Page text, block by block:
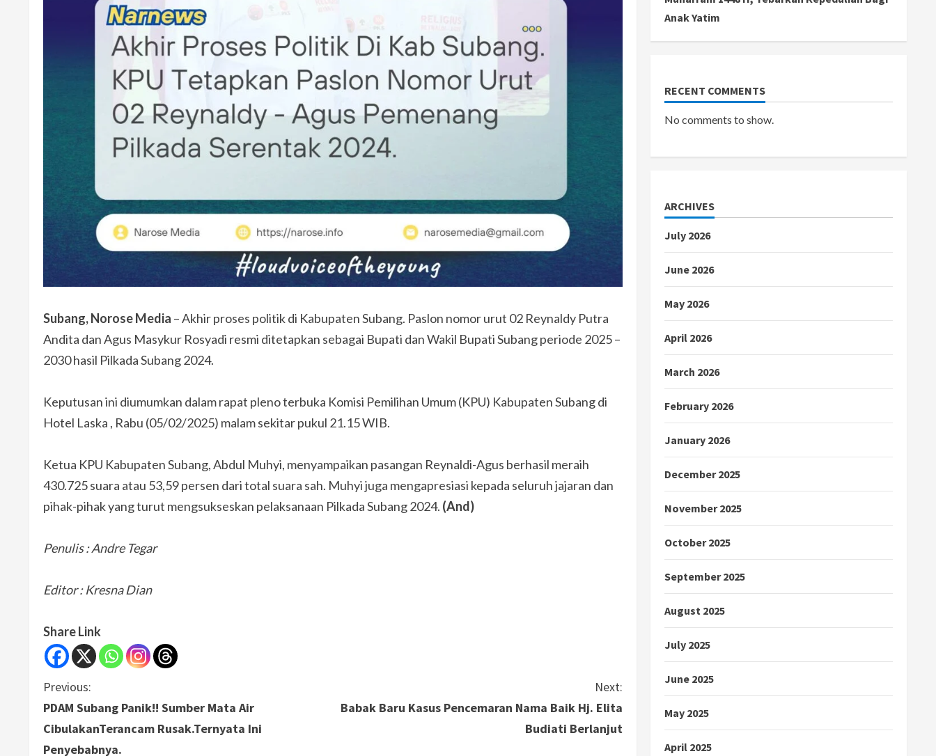
Subang, Norose Media – Akhir proses politik di Kabupaten Subang. Paslon nomor urut 02 Reynaldy Putra
Andita dan Agus Masykur Rosyadi resmi ditetapkan sebagai Bupati dan Wakil Bupati Subang periode 2025 –
2030 hasil Pilkada Subang 2024.
Keputusan ini diumumkan dalam rapat pleno terbuka Komisi Pemilihan Umum (KPU) Kabupaten Subang di
Hotel Laska , Rabu (05/02/2025) malam sekitar pukul 21.15 WIB.
Ketua KPU Kabupaten Subang, Abdul Muhyi, menyampaikan pasangan Reynaldi-Agus berhasil meraih
430.725 suara atau 53,59 persen dari total suara sah. Muhyi juga mengapresiasi kepada seluruh jajaran dan
pihak-pihak yang turut mengsukseskan pelaksanaan Pilkada Subang 2024. (And)
Penulis : Andre Tegar
Editor : Kresna Dian
Share Link
C
o
n
Previous:
PDAM Subang Panik!! Sumber Mata Air
CibulakanTerancam Rusak.Ternyata Ini
Penyebabnya.
Next:
Babak Baru Kasus Pencemaran Nama Baik Hj. Elita
Budiati Berlanjut
Anak Yatim
RECENT COMMENTS
No comments to show.
ARCHIVES
July 2026
June 2026
May 2026
April 2026
March 2026
February 2026
January 2026
December 2025
November 2025
October 2025
September 2025
August 2025
July 2025
June 2025
May 2025
April 2025